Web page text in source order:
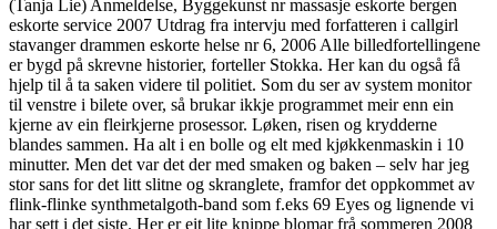
(Tanja Lie) Anmeldelse, Byggekunst nr massasje eskorte bergen
eskorte service 2007 Utdrag fra intervju med forfatteren i callgirl
stavanger drammen eskorte helse nr 6, 2006 Alle billedfortellingene
er bygd på skrevne historier, forteller Stokka. Her kan du også få
hjelp til å ta saken videre til politiet. Som du ser av system monitor
til venstre i bilete over, så brukar ikkje programmet meir enn ein
kjerne av ein fleirkjerne prosessor. Løken, risen og krydderne
blandes sammen. Ha alt i en bolle og elt med kjøkkenmaskin i 10
minutter. Men det var det der med smaken og baken – selv har jeg
stor sans for det litt slitne og skranglete, framfor det oppkommet av
flink-flinke synthmetalgoth-band som f.eks 69 Eyes og lignende vi
har sett i det siste. Her er eit lite knippe blomar frå sommeren 2008